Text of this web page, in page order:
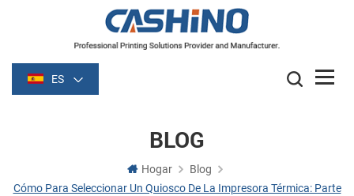
ES
BLOG
Hogar
Blog
Cómo Para Seleccionar Un Quiosco De La Impresora Térmica: Parte